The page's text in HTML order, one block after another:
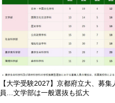
【大学受験2027】京都府立大、募集
員…文学部は一般選抜も拡大